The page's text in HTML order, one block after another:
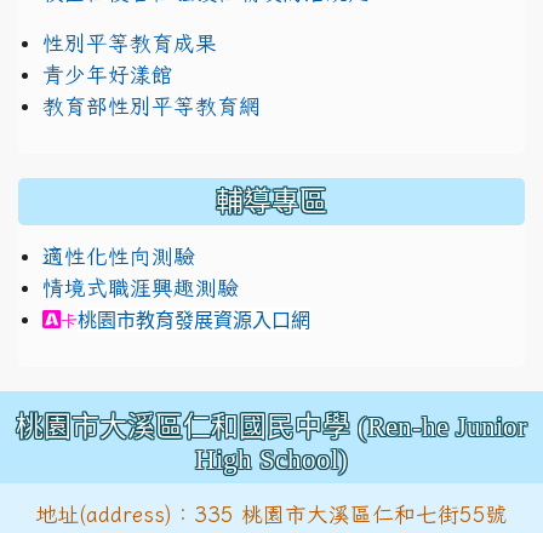
性別平等教育成果
青少年好漾館
教育部性別平等教育網
輔導專區
適性化性向測驗
情境式職涯興趣測驗
link to https://exam.career.ntnu.edu.tw/cit/
卡桃園市教育發展資源入口網
桃園市大溪區仁和國民中學 (Ren-he Junior
High School)
地址(address)：335 桃園市大溪區仁和七街55號